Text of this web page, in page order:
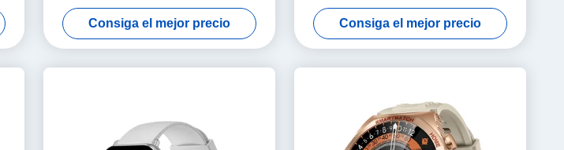
industria
Consiga el mejor precio
bisel de metal
Consiga el mejor precio